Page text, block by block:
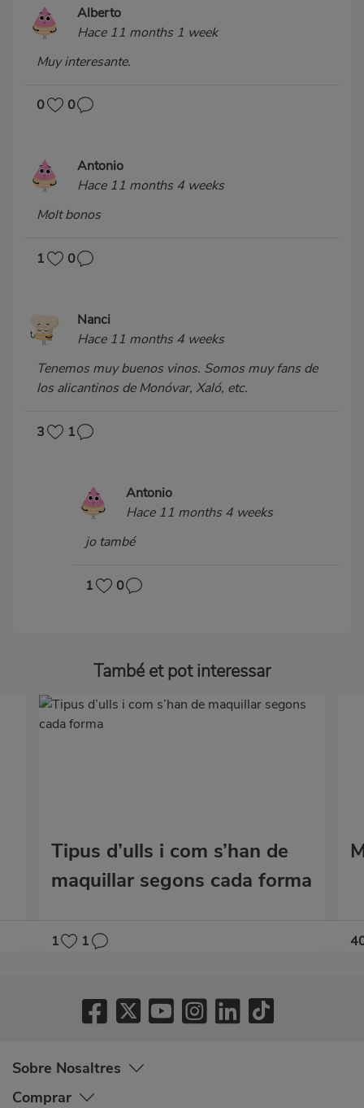
Alberto
Hace 11 months 1 week
Muy interesante.
0 0
Antonio
Hace 11 months 4 weeks
Molt bonos
1 0
Nanci
Hace 11 months 4 weeks
Tenemos muy buenos vinos. Somos muy fans de
los alicantinos de Monóvar, Xaló, etc.
3 1
Antonio
Hace 11 months 4 weeks
jo també
1 0
També et pot interessar
Tipus d’ulls i com s’han de
maquillar segons cada forma
1 1
Sobre Nosaltres
Comprar